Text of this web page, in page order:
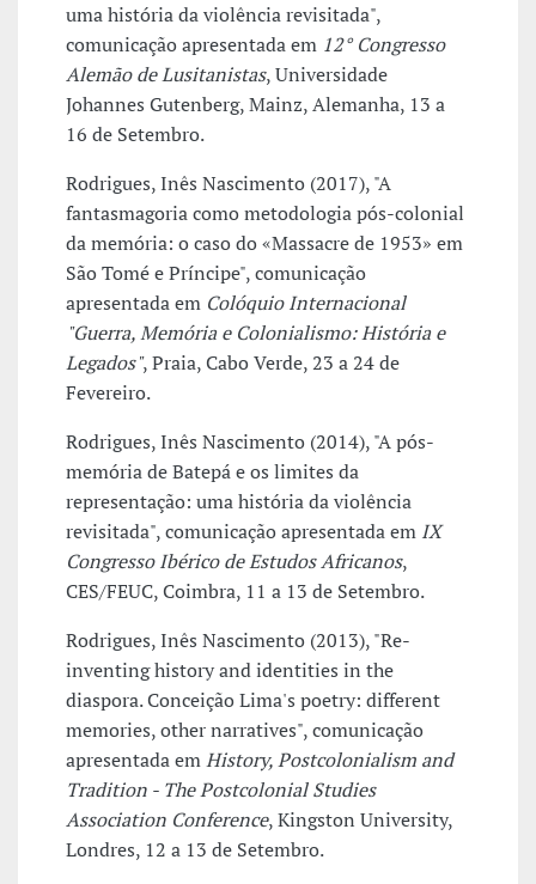
uma história da violência revisitada",
comunicação apresentada em 12° Congresso
Alemão de Lusitanistas, Universidade
Johannes Gutenberg, Mainz, Alemanha, 13 a
16 de Setembro.
Rodrigues, Inês Nascimento (2017), "A
fantasmagoria como metodologia pós-colonial
da memória: o caso do «Massacre de 1953» em
São Tomé e Príncipe", comunicação
apresentada em Colóquio Internacional
"Guerra, Memória e Colonialismo: História e
Legados", Praia, Cabo Verde, 23 a 24 de
Fevereiro.
Rodrigues, Inês Nascimento (2014), "A pós-
memória de Batepá e os limites da
representação: uma história da violência
revisitada", comunicação apresentada em IX
Congresso Ibérico de Estudos Africanos,
CES/FEUC, Coimbra, 11 a 13 de Setembro.
Rodrigues, Inês Nascimento (2013), "Re-
inventing history and identities in the
diaspora. Conceição Lima's poetry: different
memories, other narratives", comunicação
apresentada emHistory, Postcolonialism and
Tradition - The Postcolonial Studies
Association Conference, Kingston University,
Londres, 12 a 13 de Setembro.